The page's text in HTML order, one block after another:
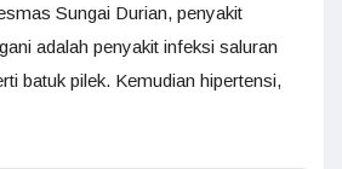
Sungai Durian, penyakit
adalah penyakit infeksi saluran
batuk pilek. Kemudian hipertensi,